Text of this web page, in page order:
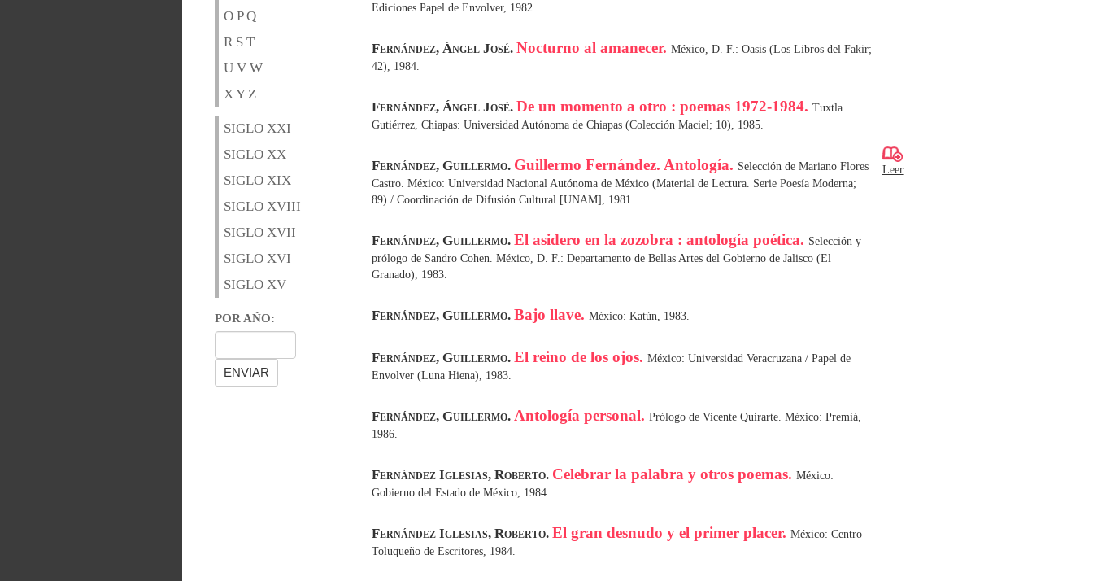
O P Q
R S T
U V W
X Y Z
SIGLO XXI
SIGLO XX
SIGLO XIX
SIGLO XVIII
SIGLO XVII
SIGLO XVI
SIGLO XV
POR AÑO:
Ediciones Papel de Envolver, 1982.
Fernández, Ángel José. Nocturno al amanecer. México, D. F.: Oasis (Los Libros del Fakir;
42), 1984.
Fernández, Ángel José. De un momento a otro : poemas 1972-1984. Tuxtla
Gutiérrez, Chiapas: Universidad Autónoma de Chiapas (Colección Maciel; 10), 1985.
Fernández, Guillermo. Guillermo Fernández. Antología. Selección de Mariano Flores
Castro. México: Universidad Nacional Autónoma de México (Material de Lectura. Serie Poesía Moderna;
89) / Coordinación de Difusión Cultural [UNAM], 1981.
Leer
Fernández, Guillermo. El asidero en la zozobra : antología poética. Selección y
prólogo de Sandro Cohen. México, D. F.: Departamento de Bellas Artes del Gobierno de Jalisco (El
Granado), 1983.
Fernández, Guillermo. Bajo llave. México: Katún, 1983.
Fernández, Guillermo. El reino de los ojos. México: Universidad Veracruzana / Papel de
Envolver (Luna Hiena), 1983.
Fernández, Guillermo. Antología personal. Prólogo de Vicente Quirarte. México: Premiá,
1986.
Fernández Iglesias, Roberto. Celebrar la palabra y otros poemas. México:
Gobierno del Estado de México, 1984.
Fernández Iglesias, Roberto. El gran desnudo y el primer placer. México: Centro
Toluqueño de Escritores, 1984.